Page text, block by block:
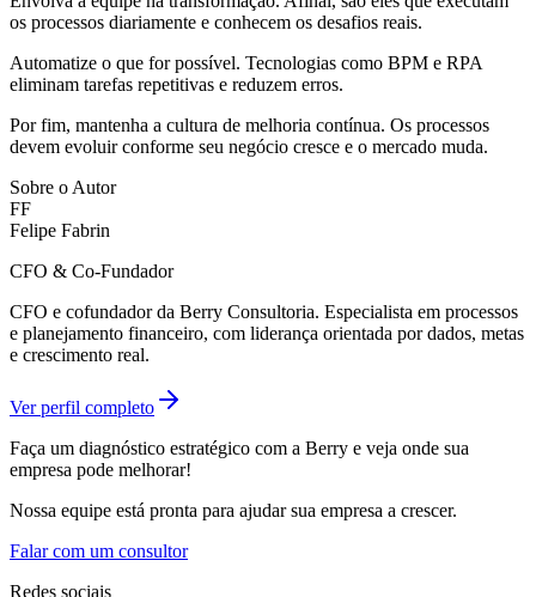
os processos diariamente e conhecem os desafios reais.
Automatize o que for possível. Tecnologias como BPM e RPA
eliminam tarefas repetitivas e reduzem erros.
Por fim, mantenha a cultura de melhoria contínua. Os processos
devem evoluir conforme seu negócio cresce e o mercado muda.
Sobre o Autor
FF
Felipe Fabrin
CFO & Co-Fundador
CFO e cofundador da Berry Consultoria. Especialista em processos
e planejamento financeiro, com liderança orientada por dados, metas
e crescimento real.
Ver perfil completo
Faça um diagnóstico estratégico com a Berry e veja onde sua
empresa pode melhorar!
Nossa equipe está pronta para ajudar sua empresa a crescer.
Falar com um consultor
Redes sociais